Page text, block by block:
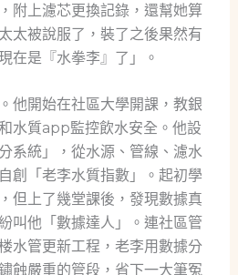
附上濾芯更換記錄，還幫她算
太被說服了，裝了之後果然有
在是『水拳李』了」。
他開始在社區大學開課，教銀
水質app監控飲水安全。他設
系統」，從水源、管線、濾水
創「老李水質指數」。起初學
但上了幾堂課後，發現數據真
叫他「數據達人」。連社區管
水管更新工程，老李用數據分
蝕嚴重的管段，省下一大筆冤